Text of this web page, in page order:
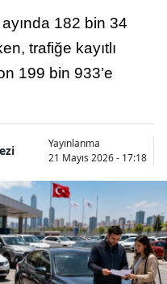
182 bin 34
trafiğe kayıtlı
199 bin 933’e
Yayınlanma
21 Mayıs 2026 - 17:18